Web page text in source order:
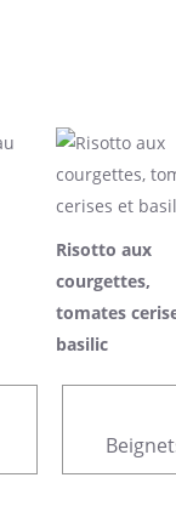
Risotto aux
courgettes,
tomates
basilic